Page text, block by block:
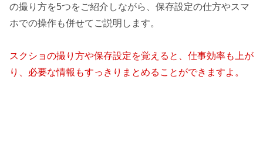
の撮り方を5つをご紹介しながら、保存設定の仕方やスマ
ホでの操作も併せてご説明します。
スクショの撮り方や保存設定を覚えると、仕事効率も上が
り、 必要な情報もすっきりまとめることができますよ。